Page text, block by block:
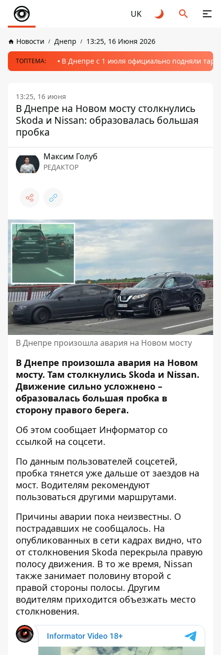
UK
Новости Днепр 13:25, 16 Июня 2026
ТОПТЕМА: В Днепре с 1 июля официально подняли
13:25, 16 июня
В Днепре на Новом мосту столкнулись
Skoda и Nissan: образовалась большая
пробка
Максим Голуб
РЕДАКТОР
В Днепре произошла авария на Новом мосту
В Днепре произошла авария на Новом
мосту. Там столкнулись Skoda и Nissan.
Движение сильно усложнено –
образовалась большая пробка в
сторону правого берега.
Об этом сообщает Информатор со
ссылкой на соцсети.
По данным пользователей соцсетей,
пробка тянется уже дальше от заездов на
мост. Водителям рекомендуют
пользоваться другими маршрутами.
Причины аварии пока неизвестны. О
пострадавших не сообщалось. На
опубликованных в сети кадрах видно, что
от столкновения Skoda перекрыла правую
полосу движения. В то же время, Nissan
также занимает половину второй с
правой стороны полосы. Другим
водителям приходится объезжать место
столкновения.